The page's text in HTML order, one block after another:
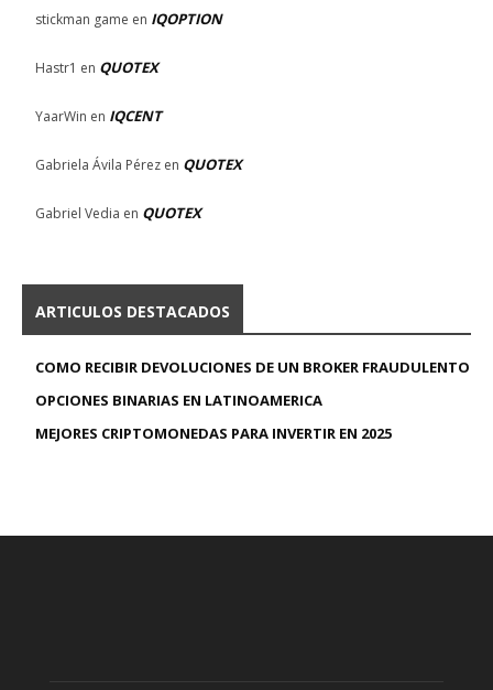
stickman game en IQOPTION
Hastr1 en QUOTEX
YaarWin en IQCENT
Gabriela Ávila Pérez en QUOTEX
Gabriel Vedia en QUOTEX
ARTICULOS DESTACADOS
COMO RECIBIR DEVOLUCIONES DE UN BROKER FRAUDULENTO
OPCIONES BINARIAS EN LATINOAMERICA
MEJORES CRIPTOMONEDAS PARA INVERTIR EN 2025